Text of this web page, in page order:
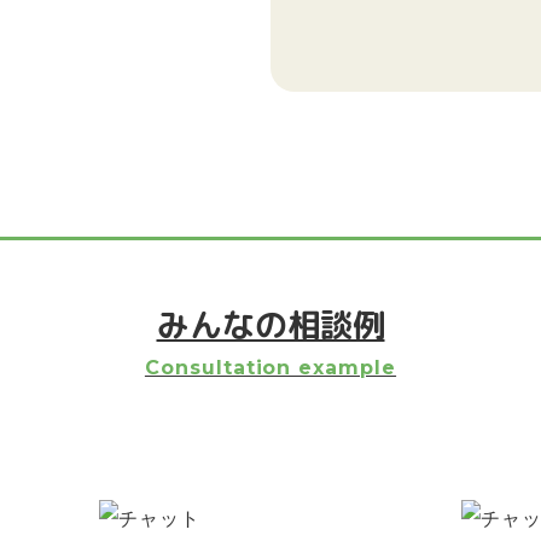
みんなの相談例
Consultation example